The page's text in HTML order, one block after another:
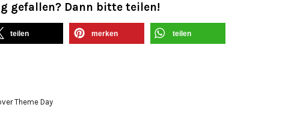
gefallen? Dann bitte teilen!
teilen merken teilen
Theme Day